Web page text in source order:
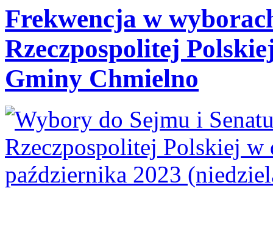
Frekwencja w
Rzeczpospolitej
Gminy Chmielno